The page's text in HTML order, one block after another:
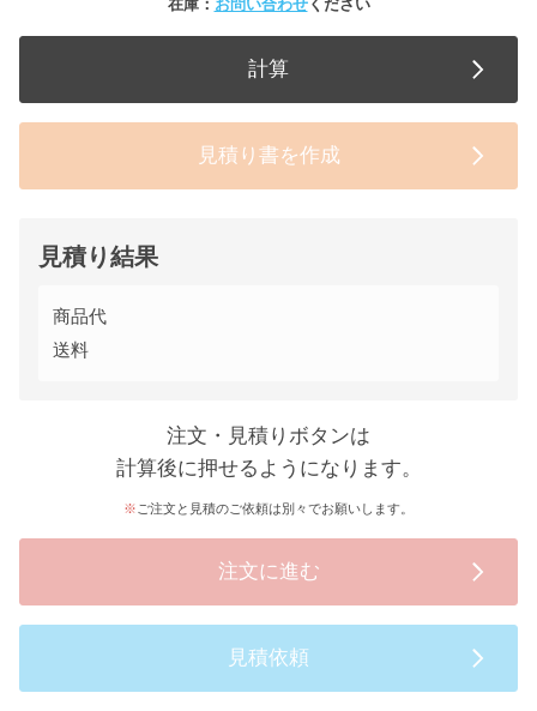
在庫： お問い合わせください
計算
見積り書を作成
見積り結果
商品代
送料
注文・見積りボタンは
計算後に押せるようになります。
ご注文と見積のご依頼は別々でお願いします。
注文に進む
見積依頼